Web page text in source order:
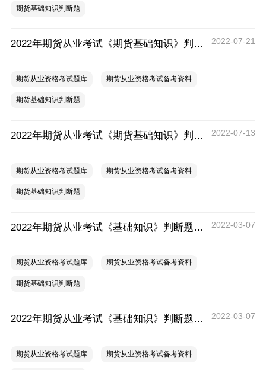
期货基础知识判断题
2022年期货从业考试《期货基础知识》判断题练习（七） 2022-07-21
期货从业资格考试题库 期货从业资格考试备考资料
期货基础知识判断题
2022年期货从业考试《期货基础知识》判断题练习（六） 2022-07-13
期货从业资格考试题库 期货从业资格考试备考资料
期货基础知识判断题
2022年期货从业考试《基础知识》判断题练习（四） 2022-03-07
期货从业资格考试题库 期货从业资格考试备考资料
期货基础知识判断题
2022年期货从业考试《基础知识》判断题练习（三） 2022-03-07
期货从业资格考试题库 期货从业资格考试备考资料